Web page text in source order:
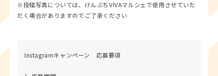
※投稿写真については、けんぶちVIVAマルシェで使用させていた
だく場合がありますのでご了承ください
Instagramキャンペーン 応募要項